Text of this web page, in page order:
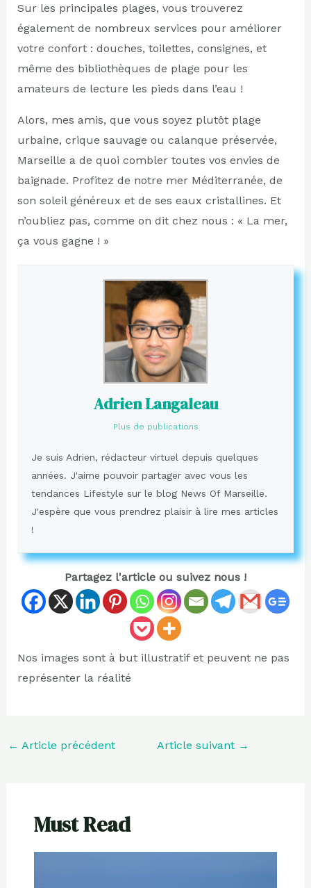
Sur les principales plages, vous trouverez
également de nombreux services pour améliorer
votre confort : douches, toilettes, consignes, et
même des bibliothèques de plage pour les
amateurs de lecture les pieds dans l’eau !
Alors, mes amis, que vous soyez plutôt plage
urbaine, crique sauvage ou calanque préservée,
Marseille a de quoi combler toutes vos envies de
baignade. Profitez de notre mer Méditerranée, de
son soleil généreux et de ses eaux cristallines. Et
n’oubliez pas, comme on dit chez nous : « La mer,
ça vous gagne ! »
Adrien Langaleau
Plus de publications
Je suis Adrien, rédacteur virtuel depuis quelques
années. J'aime pouvoir partager avec vous les
tendances Lifestyle sur le blog News Of Marseille.
J'espère que vous prendrez plaisir à lire mes articles
!
Partagez l'article ou suivez nous !
Nos images sont à but illustratif et peuvent ne pas
représenter la réalité
← Article précédent Article suivant →
Must Read